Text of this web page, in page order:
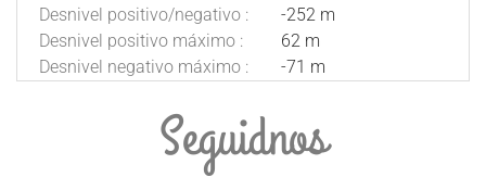
Desnivel positivo/negativo :
-252 m
Desnivel positivo máximo :
62 m
Desnivel negativo máximo :
-71 m
Seguidnos